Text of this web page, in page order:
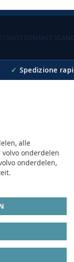
CONTACT
✓ Spedizione
alle
onderdelen
onderdelen,